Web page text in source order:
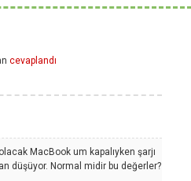
cevaplandı
MacBook um kapalıyken şarjı
düşüyor. Normal midir bu değerler?